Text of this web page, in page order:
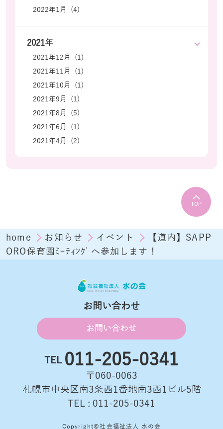
2022年1月 (4)
2021年
2021年12月 (1)
2021年11月 (1)
2021年10月 (1)
2021年9月 (1)
2021年8月 (5)
2021年6月 (1)
2021年4月 (2)
TOP
home お知らせ イベント
【道内】SAPP
ORO保育園ﾐｰﾃｨﾝｸﾞへ参加します！
お問い合わせ
お問い合わせ
TEL 011-205-0341
〒060-0063
札幌市中央区南3条西1番地南3西1ビル5階
TEL : 011-205-0341
Copyright©社会福祉法人 水の会